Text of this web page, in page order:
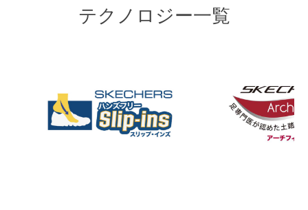
テクノロジー一覧